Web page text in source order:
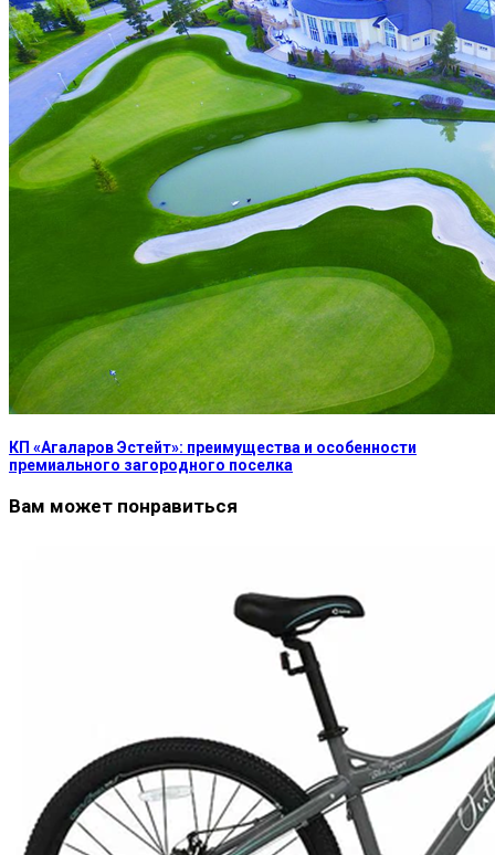
КП «Агаларов Эстейт»: преимущества и особенности
премиального загородного поселка
Вам может понравиться